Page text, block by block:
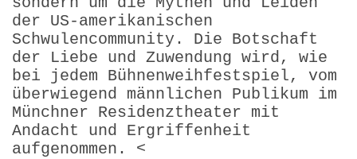
der US-amerikanischen
Schwulencommunity. Die Botschaft
der Liebe und Zuwendung wird, wie
bei jedem Bühnen­weihfestspiel, vom
überwiegend männlichen Publikum im
Münchner Residenztheater mit
Andacht und Ergriffenheit
aufgenommen. <